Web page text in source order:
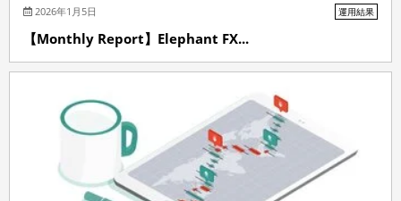
2026年1月5日 運用結果
【Monthly Report】Elephant FX...